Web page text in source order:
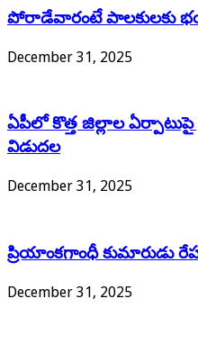
పోరాడేవారంటే పాలకులకు
December 31, 2025
ఏపీలో కొత్త జిల్లాల ఏర్పాటుపై
విడుదల
December 31, 2025
ప్రియాంకగాంధీ కుమారుడు
December 31, 2025